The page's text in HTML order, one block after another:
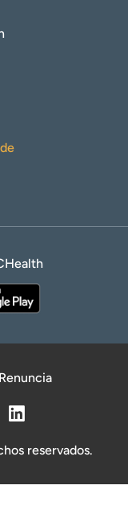
Renuncia
reservados.